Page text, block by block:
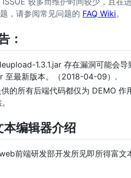
，请参阅常见问题的 FAQ Wiki。
：
1.3.1.jar 存在漏洞可能会
至最新版本。（2018-04-09）.
的所有后端代码都仅为 DEMO 作
编辑器介绍
前端研发部开发所见即所得富